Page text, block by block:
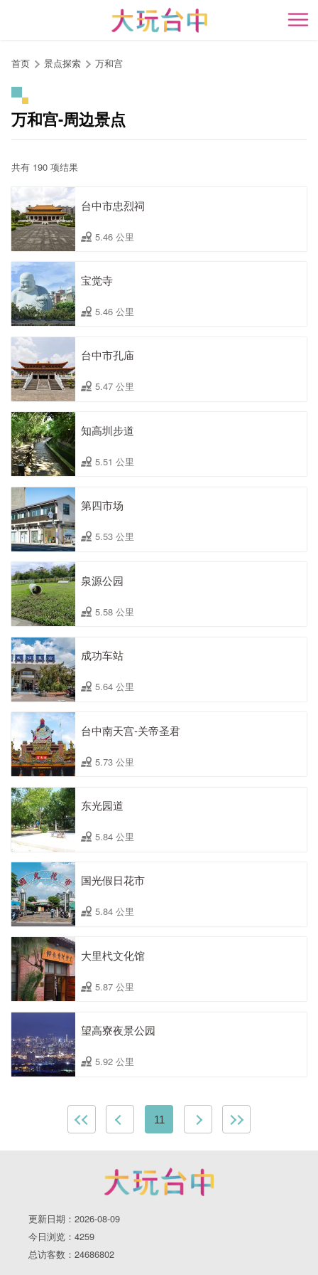
开
首页 景点探索 万和宫
万和宫-周边景点
共有 190 项结果
台中市忠烈祠
5.46 公里
宝觉寺
5.46 公里
台中市孔庙
5.47 公里
知高圳步道
5.51 公里
第四市场
5.53 公里
泉源公园
5.58 公里
成功车站
5.64 公里
台中南天宫-关帝圣君
5.73 公里
东光园道
5.84 公里
国光假日花市
5.84 公里
大里杙文化馆
5.87 公里
望高寮夜景公园
5.92 公里
11
更新日期：2026-08-09
今日浏览：4259
总访客数：24686802